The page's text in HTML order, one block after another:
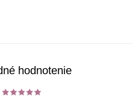
hodnotenie